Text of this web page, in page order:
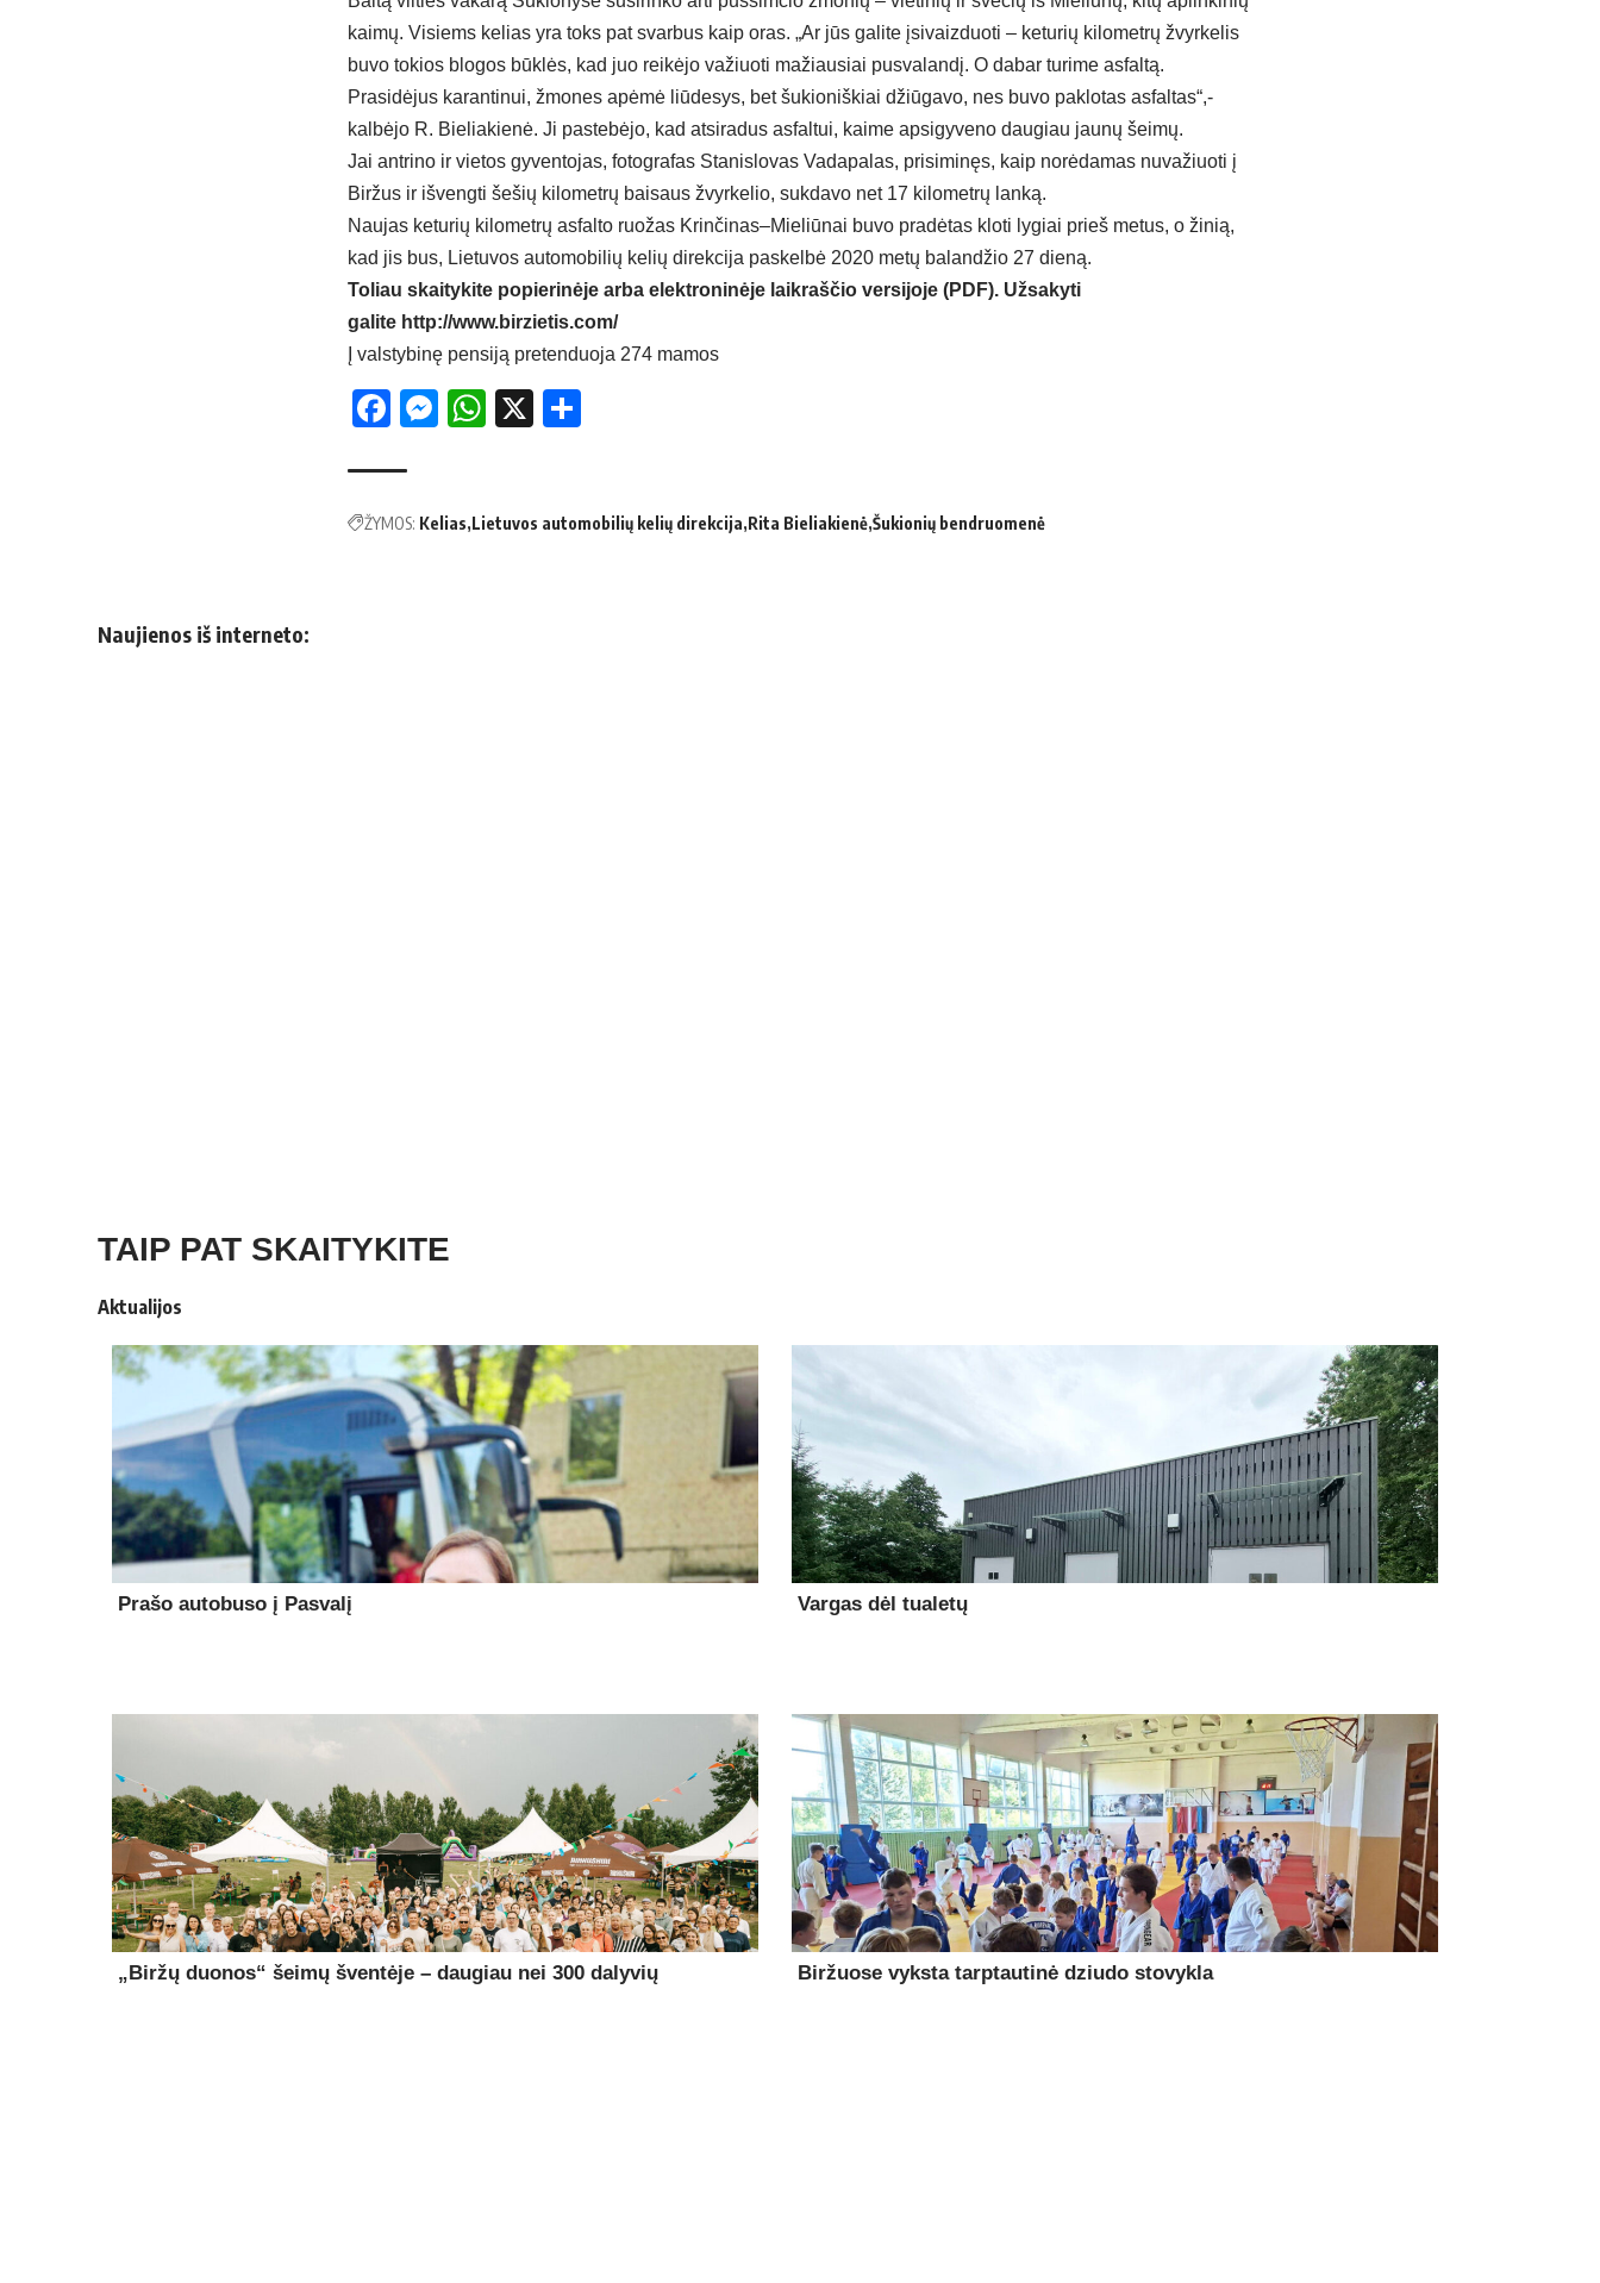
kaimų. Visiems kelias yra toks pat svarbus kaip oras. „Ar jūs galite įsivaizduoti – keturių kilometrų žvyrkelis
buvo tokios blogos būklės, kad juo reikėjo važiuoti mažiausiai pusvalandį. O dabar turime asfaltą.
Prasidėjus karantinui, žmones apėmė liūdesys, bet šukioniškiai džiūgavo, nes buvo paklotas asfaltas“,-
kalbėjo R. Bieliakienė. Ji pastebėjo, kad atsiradus asfaltui, kaime apsigyveno daugiau jaunų šeimų.
Jai antrino ir vietos gyventojas, fotografas Stanislovas Vadapalas, prisiminęs, kaip norėdamas nuvažiuoti į
Biržus ir išvengti šešių kilometrų baisaus žvyrkelio, sukdavo net 17 kilometrų lanką.
Naujas keturių kilometrų asfalto ruožas Krinčinas–Mieliūnai buvo pradėtas kloti lygiai prieš metus, o žinią,
kad jis bus, Lietuvos automobilių kelių direkcija paskelbė 2020 metų balandžio 27 dieną.
Toliau skaitykite popierinėje arba elektroninėje laikraščio versijoje (PDF). Užsakyti
galite http://www.birzietis.com/
Į vals­ty­bi­nę pen­si­ją pre­ten­duo­ja 274 ma­mos
Facebook
Messenger
WhatsApp
X
ŽYMOS: Kelias Lietuvos automobilių kelių direkcija Rita Bieliakienė Šukionių bendruomenė
Naujienos iš interneto:
TAIP PAT SKAITYKITE
Aktualijos
Prašo autobuso į Pasvalį Vargas dėl tualetų
„Biržų duonos“ šeimų šventėje – daugiau nei 300 dalyvių Biržuose vyksta tarptautinė dziudo stovykla